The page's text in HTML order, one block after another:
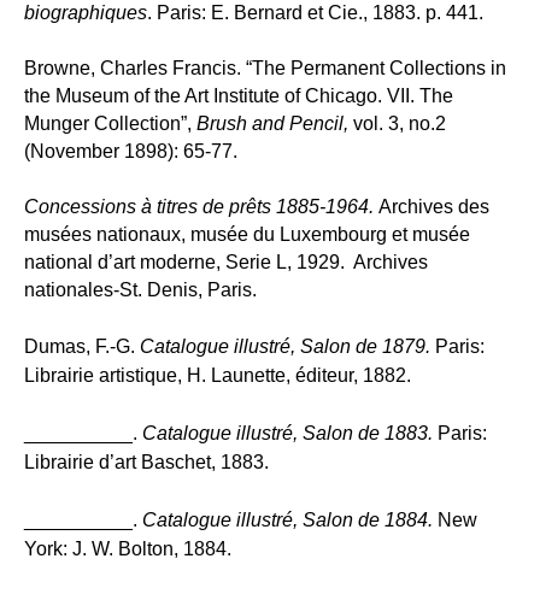
biographiques. Paris: E. Bernard et Cie., 1883. p. 441.
Browne, Charles Francis. “The Permanent Collections in
the Museum of the Art Institute of Chicago. VII. The
Munger Collection”, Brush and Pencil, vol. 3, no.2
(November 1898): 65-77.
Concessions à titres de prêts 1885-1964. Archives des
musées nationaux, musée du Luxembourg et musée
national d’art moderne, Serie L, 1929. Archives
nationales-St. Denis, Paris.
Dumas, F.-G. Catalogue illustré, Salon de 1879. Paris:
Librairie artistique, H. Launette, éditeur, 1882.
__________. Catalogue illustré, Salon de 1883. Paris:
Librairie d’art Baschet, 1883.
__________. Catalogue illustré, Salon de 1884. New
York: J. W. Bolton, 1884.